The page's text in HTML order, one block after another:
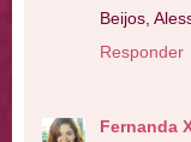
Beijos,
Responder
Fernanda